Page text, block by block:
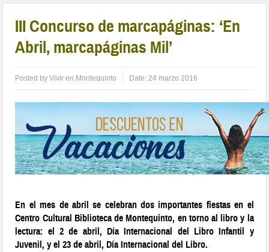
III Concurso de marcapáginas: ‘En
Abril, marcapáginas Mil’
Posted byVivir en Montequinto Date:24 marzo 2016
En el mes de abril se celebran dos importantes fiestas en el
Centro Cultural Biblioteca de Montequinto, en torno al libro y la
lectura: el 2 de abril, Día Internacional del Libro Infantil y
Juvenil, y el 23 de abril, Día Internacional del Libro.